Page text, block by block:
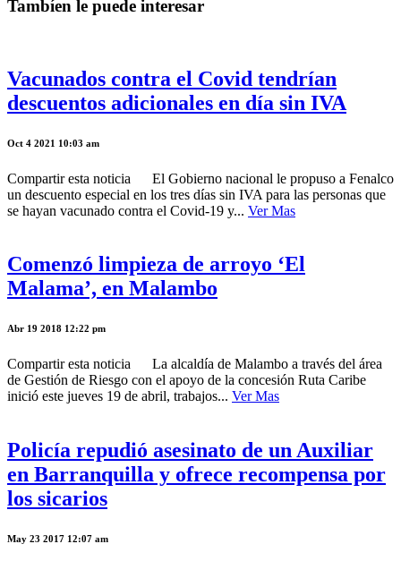
Tambíen le puede interesar
Vacunados contra el Covid tendrían
descuentos adicionales en día sin IVA
Oct 4 2021 10:03 am
Compartir esta noticia El Gobierno nacional le propuso a Fenalco
un descuento especial en los tres días sin IVA para las personas que
se hayan vacunado contra el Covid-19 y... Ver Mas
Comenzó limpieza de arroyo ‘El
Malama’, en Malambo
Abr 19 2018 12:22 pm
Compartir esta noticia La alcaldía de Malambo a través del área
de Gestión de Riesgo con el apoyo de la concesión Ruta Caribe
inició este jueves 19 de abril, trabajos... Ver Mas
Policía repudió asesinato de un Auxiliar
en Barranquilla y ofrece recompensa por
los sicarios
May 23 2017 12:07 am